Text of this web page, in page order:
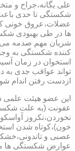
علی یگانه،جراح و
شکستگی تا حدی
عضلات،عروق خونی
ها در طی بهبودی
شریان مهم صدمه می
کننده شکستگی به
استخوان در زمان
تواند عواقب جدی به
ازدست رفتن اندام
این عضو هیئت علمی
عفونت (به علت
نخوردن،نکروز
خون)،کوتاه شدن
عصبی و
عوارض شکستگی ها